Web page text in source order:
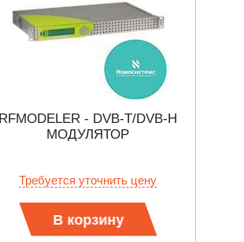
RFMODELER - DVB-T/DVB-H
МОДУЛЯТОР
Требуется уточнить цену
В корзину